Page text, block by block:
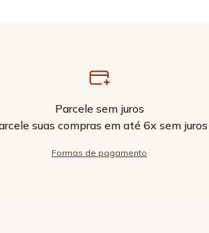
Parcele sem juros
suas compras em até 6x sem juros
Formas de pagamento